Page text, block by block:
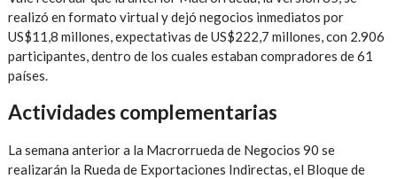
realizó en formato virtual y dejó negocios inmediatos por
US$11,8 millones, expectativas de US$222,7 millones, con 2.906
participantes, dentro de los cuales estaban compradores de 61
países.
Actividades complementarias
La semana anterior a la Macrorrueda de Negocios 90 se
realizarán la Rueda de Exportaciones Indirectas, el Bloque de